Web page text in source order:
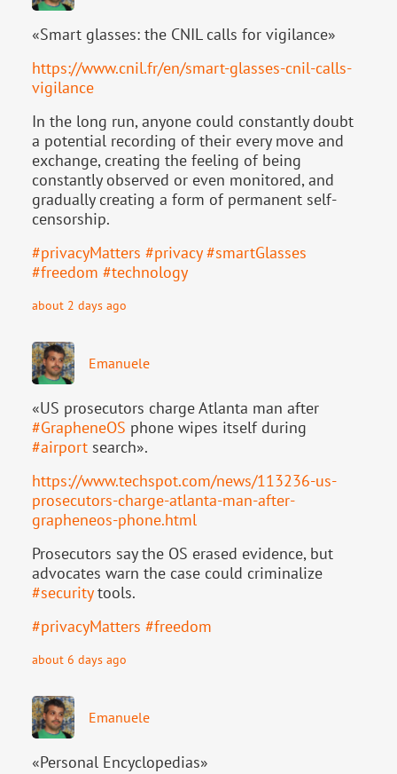
«Smart glasses: the CNIL calls for vigilance»
https://www.cnil.fr/en/smart-glasses-cnil-calls-
vigilance
In the long run, anyone could constantly doubt
a potential recording of their every move and
exchange, creating the feeling of being
constantly observed or even monitored, and
gradually creating a form of permanent self-
censorship.
#privacyMatters #privacy #smartGlasses
#freedom #technology
about 2 days ago
Emanuele
«US prosecutors charge Atlanta man after
#GrapheneOS phone wipes itself during
#airport search».
https://www.techspot.com/news/113236-us-
prosecutors-charge-atlanta-man-after-
grapheneos-phone.html
Prosecutors say the OS erased evidence, but
advocates warn the case could criminalize
#securitytools.
#privacyMatters #freedom
about 6 days ago
Emanuele
«Personal Encyclopedias»